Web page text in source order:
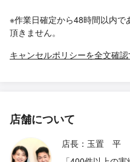
※作業日確定から48時間以内で
頂きません。
キャンセルポリシーを全文確認
店舗について
店長：玉置 平